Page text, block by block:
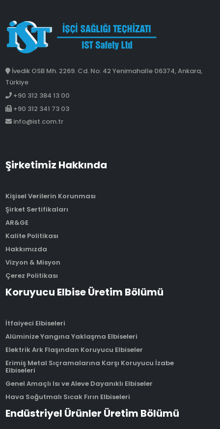
İvedik OSB Mh. 2269. Cd. No: 42 Yenimahalle 06374, Ankara,
Türkiye
+90 312 384 13 00
+90 312 341 73 03
info@ist.com.tr
Şirketimiz Hakkında
Kişisel Verilerin Korunması
Şirket Sertifikaları
AR&GE
Kalite Politikası
Hakkımızda
Vizyon & Misyon
Çerez Politikası
Koruyucu Elbise Üretim Bölümü
İtfaiyeci Elbiseleri
Alüminize Yangına Yaklaşma Elbiseleri
Elektrik Ark Flaşından Koruyucu Elbiseler
Erimiş Metal Sıçramalarına Karşı Koruyucu İzabe
Elbiseleri
Genel Amaçlı Isı ve Aleve Dayanıklı Elbiseler
Hava Soğutmalı Sıcak Fırın Elbiseleri
Endüstriyel Ürünler Üretim Bölümü